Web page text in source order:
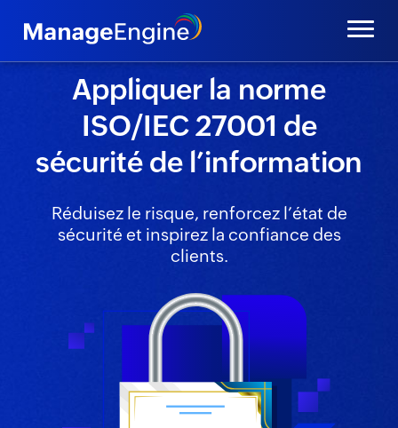
Appliquer la norme
ISO/IEC 27001 de
sécurité de l’information
Réduisez le risque, renforcez l’état de
sécurité et inspirez la confiance des
clients.